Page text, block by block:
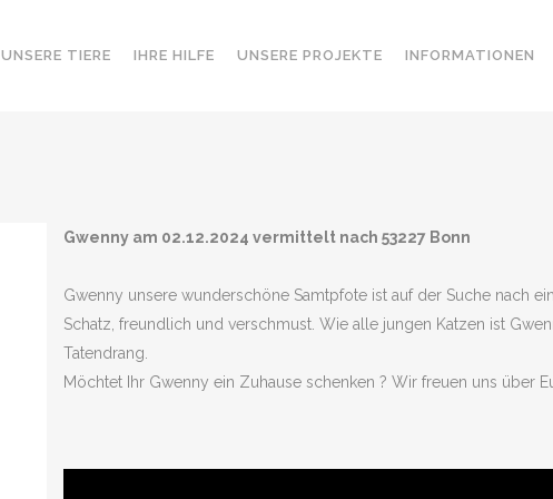
UNSERE TIERE IHRE HILFE UNSERE PROJEKTE INFORMATIONEN
Gwenny am 02.12.2024 vermittelt nach 53227 Bonn
Gwenny unsere wunderschöne Samtpfote ist auf der Suche nach
Schatz, freundlich und verschmust. Wie alle jungen Katzen ist
Tatendrang.
Möchtet Ihr Gwenny ein Zuhause schenken ? Wir freuen uns über